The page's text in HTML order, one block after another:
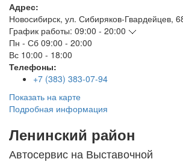
Адрес:
Новосибирск, ул. Сибиряков-Гвардейцев,
График работы: 09:00 - 20:00
Пн - Сб 09:00 - 20:00
Вс 10:00 - 18:00
Телефоны:
+7 (383) 383-07-94
Показать на карте
Подробная информация
Ленинский район
Автосервис на Выставочной